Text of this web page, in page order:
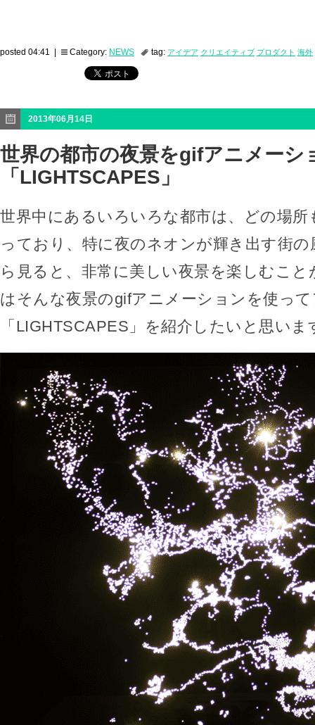
posted 04:41 | Category: NEWS tag: アイデア クリエイティブ プロダクト 海外
2013年06月14日
世界の都市の夜景をgifアニメーシ
「LIGHTSCAPES」
世界中にあるいろいろな都市は、どの場所
っており、特に夜のネオンが輝き出す街
ら見ると、非常に美しい夜景を楽しむこ
はそんな夜景のgifアニメーションを使っ
「LIGHTSCAPES」を紹介したいと思いま